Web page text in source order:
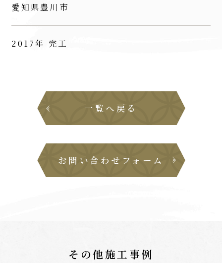
愛知県豊川市
2017年 完工
一覧へ戻る
お問い合わせフォーム
その他施工事例